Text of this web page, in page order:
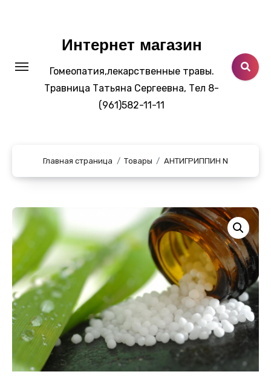
Интернет магазин
Гомеопатия,лекарственные травы.
Травница Татьяна Сергеевна, Тел 8-
(961)582-11-11
Главная страница Товары АНТИГРИППИН N